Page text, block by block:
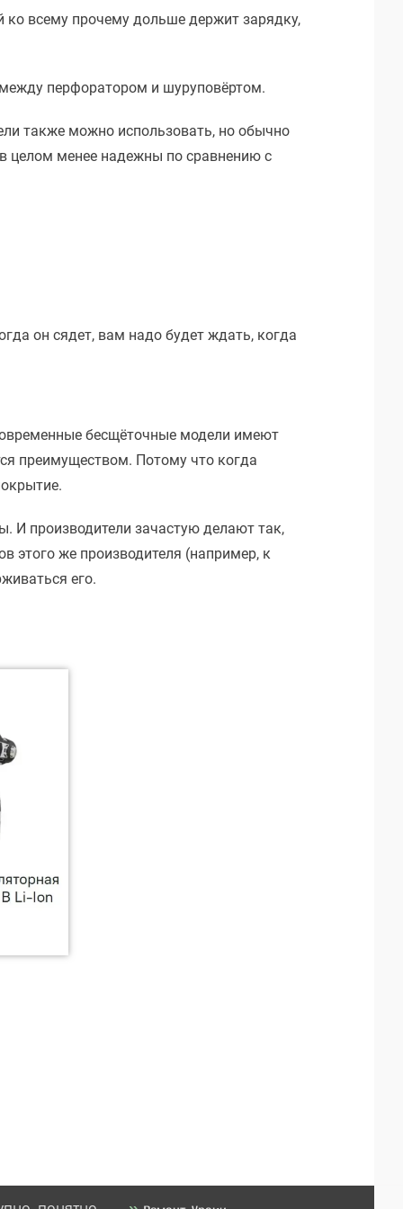
всему прочему дольше держит зарядку,
перфоратором и шуруповёртом.
также можно использовать, но обычно
в целом менее надежны по сравнению с
он сядет, вам надо будет ждать, когда
бесщёточные модели имеют
преимуществом. Потому что когда
И производители зачастую делают так,
этого же производителя (например, к
его.